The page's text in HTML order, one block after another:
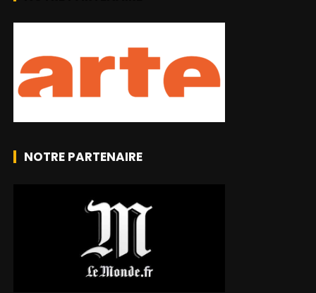
NOTRE PARTENAIRE